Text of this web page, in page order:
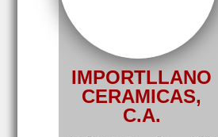
IMPORTLLANO
CERAMICAS,
C.A.